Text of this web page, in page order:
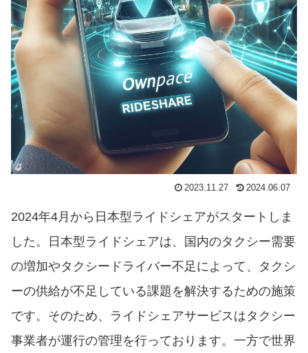
2023.11.27 2024.06.07
2024年4月から日本型ライドシェアがスタートしま
した。日本型ライドシェアは、国内のタクシー需要
の増加やタクシードライバー不足によって、タクシ
ーの供給が不足している課題を解決するための施策
です。そのため、ライドシェアサービスはタクシー
事業者が運行の管理を行っております。一方で世界